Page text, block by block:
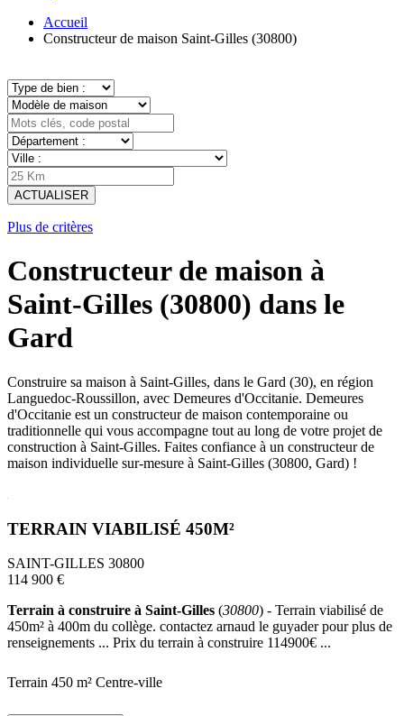
Accueil
Constructeur de maison Saint-Gilles (30800)
ACTUALISER
Plus de critères
Constructeur de maison à
Saint-Gilles (30800) dans le
Gard
Construire sa maison à Saint-Gilles, dans le Gard (30), en région
Languedoc-Roussillon, avec Demeures d'Occitanie. Demeures
d'Occitanie est un constructeur de maison contemporaine ou
traditionnelle qui vous accompagne tout au long de votre projet de
construction à Saint-Gilles. Faites confiance à un constructeur de
maison individuelle sur-mesure à Saint-Gilles (30800, Gard) !
TERRAIN VIABILISÉ 450M²
SAINT-GILLES 30800
114 900 €
Terrain à construire à Saint-Gilles (30800) - Terrain viabilisé de
450m² à 400m du collège. contactez arnaud le guyader pour plus de
renseignements ... Prix du terrain à construire 114900€ ...
Terrain 450 m² Centre-ville